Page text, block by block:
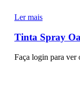
Ler mais
Tinta Spray
Faça login para ver